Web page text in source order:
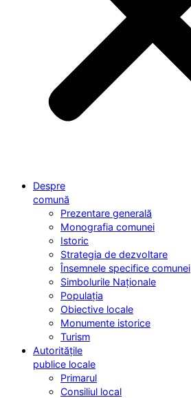
Despre
comună
Prezentare generală
Monografia comunei
Istoric
Strategia de dezvoltare
Însemnele specifice comunei
Simbolurile Naționale
Populația
Obiective locale
Monumente istorice
Turism
Autoritățile
publice locale
Primarul
Consiliul local